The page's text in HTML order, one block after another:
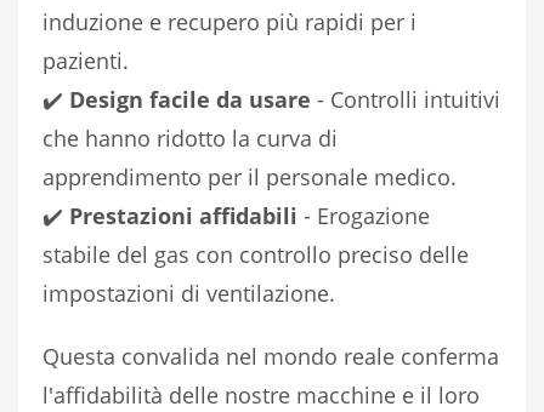
induzione e recupero più rapidi per i
pazienti.
✔️ Design facile da usare - Controlli intuitivi
che hanno ridotto la curva di
apprendimento per il personale medico.
✔️ Prestazioni affidabili - Erogazione
stabile del gas con controllo preciso delle
impostazioni di ventilazione.
Questa convalida nel mondo reale conferma
l'affidabilità delle nostre macchine e il loro